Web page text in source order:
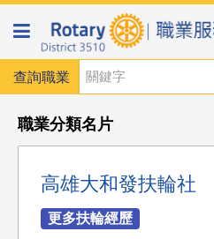
查詢職業
職業分類名片
高雄大和發扶輪社